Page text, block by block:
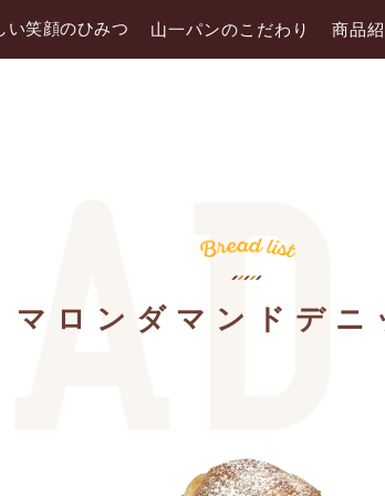
い笑顔のひみつ 山一パンのこだわり 商品
マロンダマンドデニ